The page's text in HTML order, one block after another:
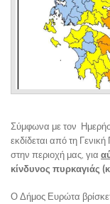
Σύμφωνα με τον
εκδίδεται από τη
στην περιοχή μας, για
κίνδυνος πυρκαγιάς
Ο Δήμος Ευρώτα